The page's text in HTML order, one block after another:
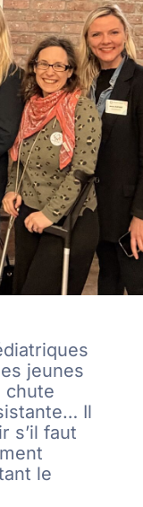
jeunes
chute
Il
s’il faut
le